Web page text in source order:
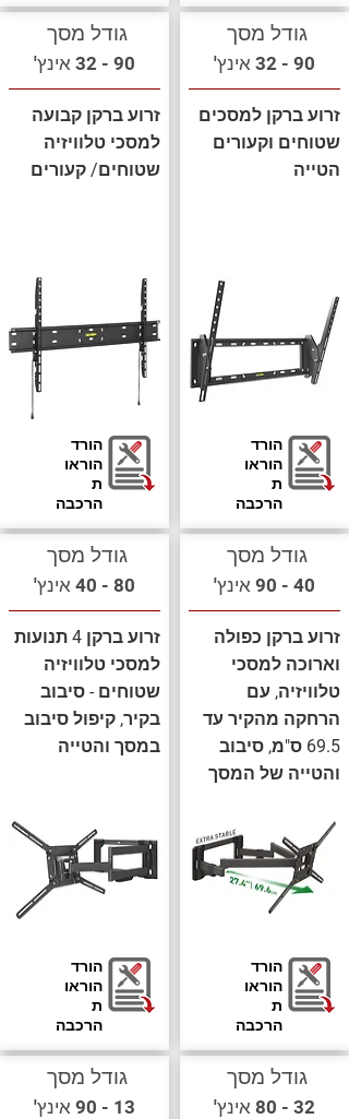
גודל מסך
90 - 32 אינץ'
זרוע ברקן קבועה
למסכי טלוויזיה
שטוחים/ קעורים
הורד
הוראו
ת
הרכבה
גודל מסך
80 - 40 אינץ'
זרוע ברקן 4 תנועות
למסכי טלוויזיה
שטוחים - סיבוב
בקיר, קיפול סיבוב
במסך והטייה
הורד
הוראו
ת
הרכבה
גודל מסך
13 - 90 אינץ'
גודל מסך
90 - 32 אינץ'
זרוע ברקן למסכים
שטוחים וקעורים
הטייה
הורד
הוראו
ת
הרכבה
גודל מסך
40 - 90 אינץ'
זרוע ברקן כפולה
וארוכה למסכי
טלוויזיה, עם
הרחקה מהקיר עד
69.5 ס"מ, סיבוב
והטייה של המסך
הורד
הוראו
ת
הרכבה
גודל מסך
32 - 80 אינץ'